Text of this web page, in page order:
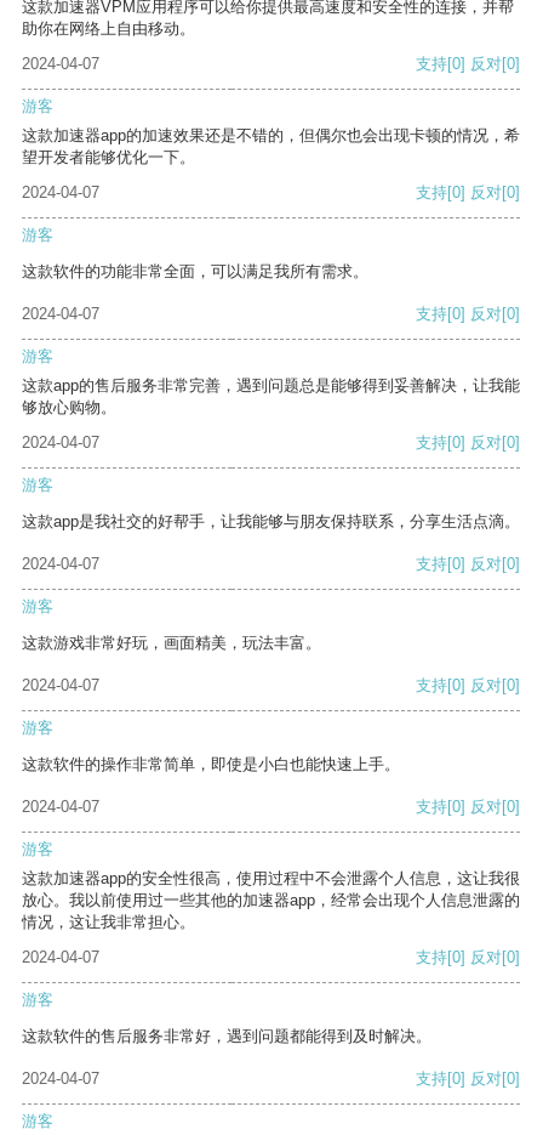
这款加速器VPM应用程序可以给你提供最高速度和安全性的连接，并帮
助你在网络上自由移动。
2024-04-07
支持[0] 反对[0]
游客
这款加速器app的加速效果还是不错的，但偶尔也会出现卡顿的情况，希
望开发者能够优化一下。
2024-04-07
支持[0] 反对[0]
游客
这款软件的功能非常全面，可以满足我所有需求。
2024-04-07 支持[0] 反对[0]
游客
这款app的售后服务非常完善，遇到问题总是能够得到妥善解决，让我能
够放心购物。
2024-04-07
支持[0] 反对[0]
游客
这款app是我社交的好帮手，让我能够与朋友保持联系，分享生活点滴。
2024-04-07 支持[0] 反对[0]
游客
这款游戏非常好玩，画面精美，玩法丰富。
2024-04-07 支持[0] 反对[0]
游客
这款软件的操作非常简单，即使是小白也能快速上手。
2024-04-07 支持[0] 反对[0]
游客
这款加速器app的安全性很高，使用过程中不会泄露个人信息，这让我很
放心。我以前使用过一些其他的加速器app，经常会出现个人信息泄露的
情况，这让我非常担心。
2024-04-07
支持[0] 反对[0]
游客
这款软件的售后服务非常好，遇到问题都能得到及时解决。
2024-04-07 支持[0] 反对[0]
游客